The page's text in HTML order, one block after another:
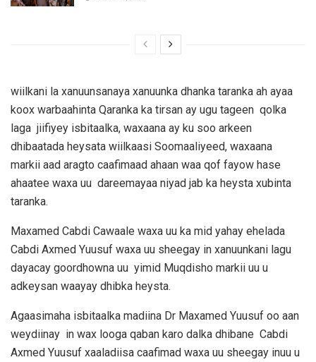
wiilkani la xanuunsanaya xanuunka dhanka taranka ah ayaa
koox warbaahinta Qaranka ka tirsan ay ugu tageen qolka
laga jiifiyey isbitaalka, waxaana ay ku soo arkeen
dhibaatada heysata wiilkaasi Soomaaliyeed, waxaana
markii aad aragto caafimaad ahaan waa qof fayow hase
ahaatee waxa uu dareemayaa niyad jab ka heysta xubinta
taranka.
Maxamed Cabdi Cawaale waxa uu ka mid yahay ehelada
Cabdi Axmed Yuusuf waxa uu sheegay in xanuunkani lagu
dayacay goordhowna uu yimid Muqdisho markii uu u
adkeysan waayay dhibka heysta.
Agaasimaha isbitaalka madiina Dr Maxamed Yuusuf oo aan
weydiinay in wax looga qaban karo dalka dhibane Cabdi
Axmed Yuusuf xaaladiisa caafimad waxa uu sheegay inuu u